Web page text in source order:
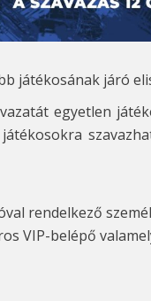
játékosának járó
egyetlen
rendelkező
VIP-belépő